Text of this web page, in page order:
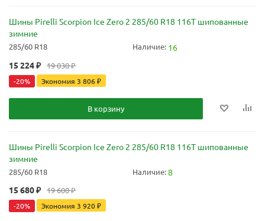
Шины Pirelli Scorpion Ice Zero 2 285/60 R18 116T шипованные
зимние
285/60 R18 Наличие: 16
15 224₽ 19 030₽
-20% Экономия 3 806₽
В корзину
Шины Pirelli Scorpion Ice Zero 2 285/60 R18 116T шипованные
зимние
285/60 R18 Наличие:8
15 680₽ 19 600₽
-20% Экономия 3 920₽